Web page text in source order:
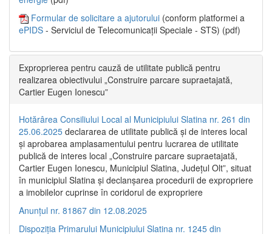
Formular de solicitare a ajutorului (conform platformei a
ePIDS - Serviciul de Telecomunicații Speciale - STS) (pdf)
Exproprierea pentru cauză de utilitate publică pentru
realizarea obiectivului „Construire parcare supraetajată,
Cartier Eugen Ionescu”
Hotărârea Consiliului Local al Municipiului Slatina nr. 261 din
25.06.2025 declararea de utilitate publică și de interes local
și aprobarea amplasamentului pentru lucrarea de utilitate
publică de interes local „Construire parcare supraetajată,
Cartier Eugen Ionescu, Municipiul Slatina, Județul Olt”, situat
în municipiul Slatina și declanșarea procedurii de expropriere
a imobilelor cuprinse în coridorul de expropriere
Anunțul nr. 81867 din 12.08.2025
Dispoziția Primarului Municipiului Slatina nr. 1245 din